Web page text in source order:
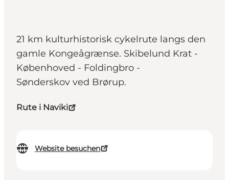
21 km kulturhistorisk cykelrute langs den
gamle Kongeågrænse. Skibelund Krat -
Københoved - Foldingbro -
Sønderskov ved Brørup.
Rute i Naviki
Website besuchen